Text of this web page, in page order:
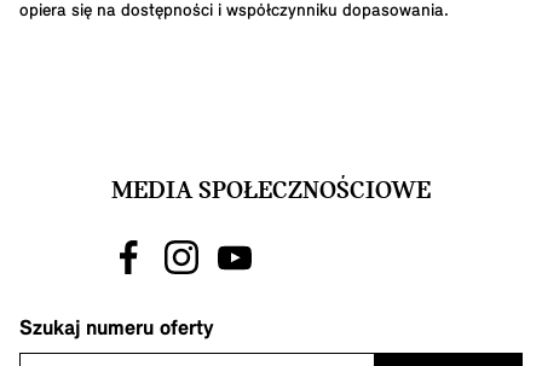
opiera się na dostępności i współczynniku dopasowania.
MEDIA SPOŁECZNOŚCIOWE
Szukaj numeru oferty